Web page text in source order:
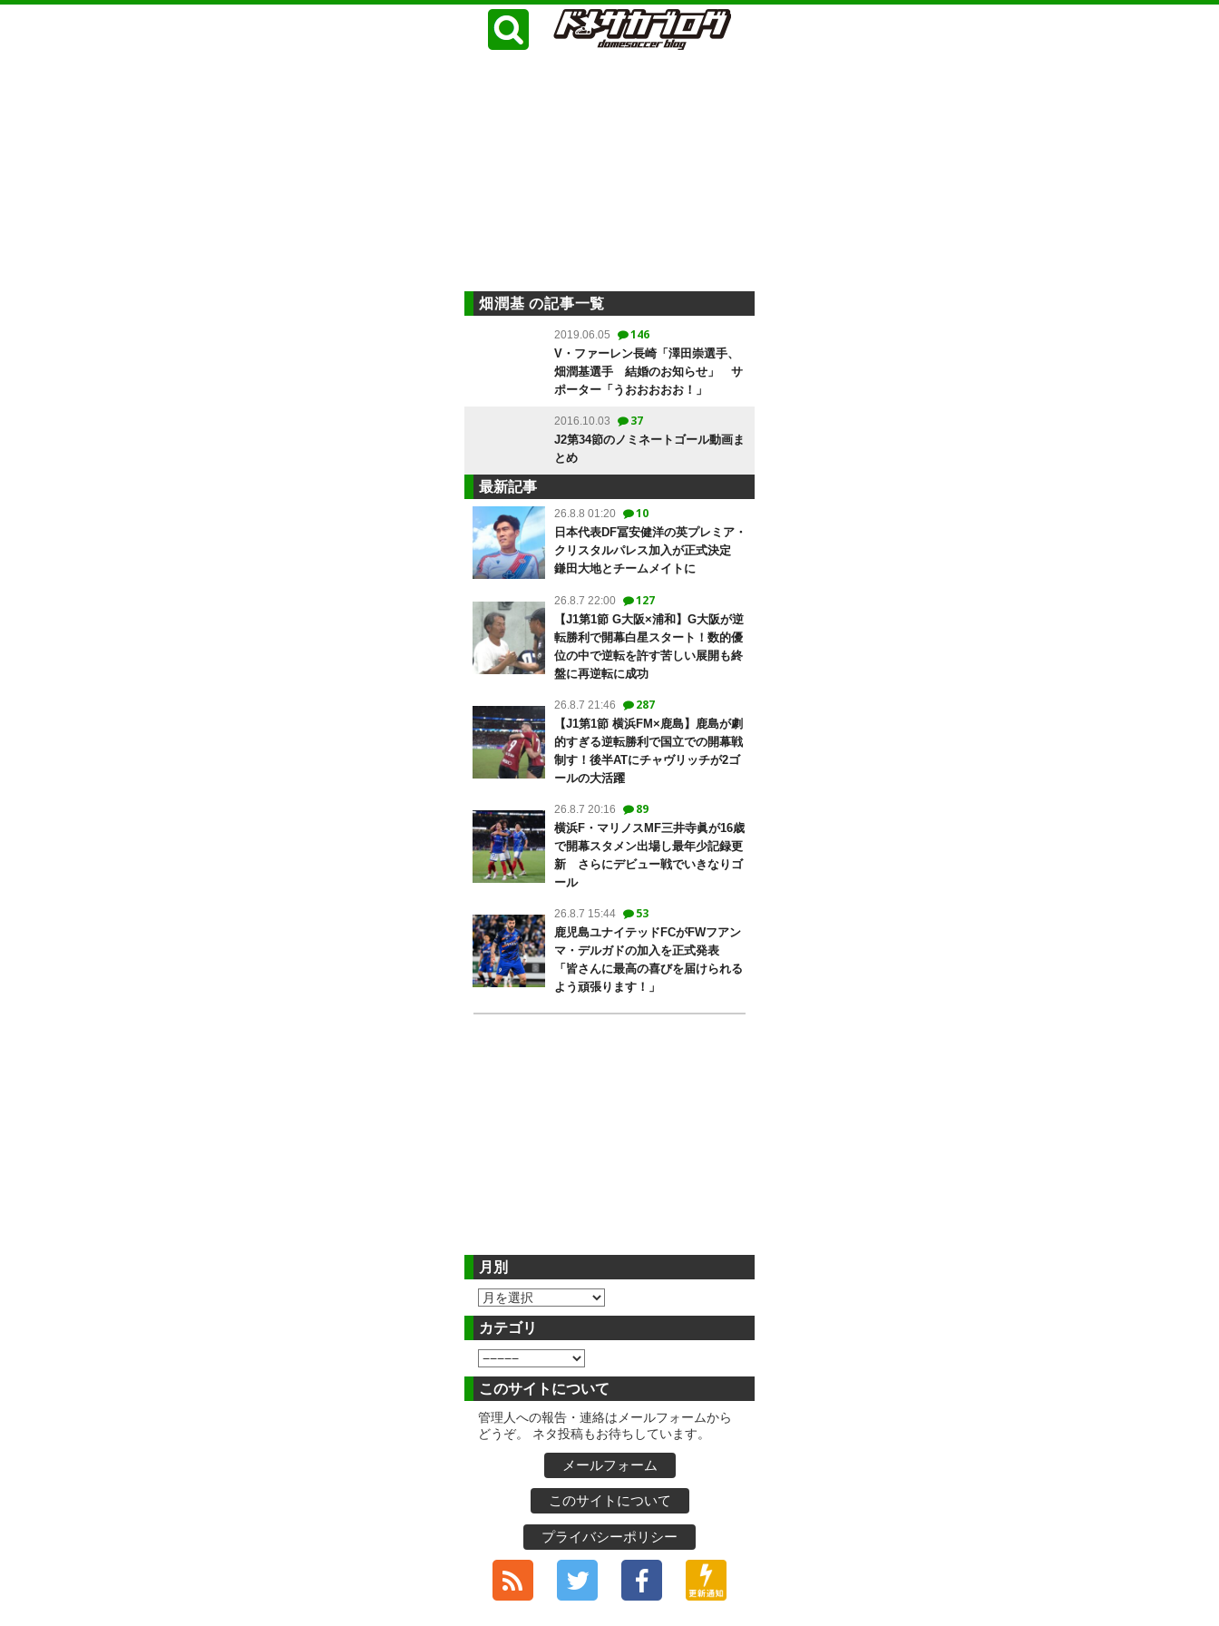
畑潤基 の記事一覧
2019.06.05 146
V・ファーレン長崎「澤田崇選手、
畑潤基選手 結婚のお知らせ」 サ
ポーター「うおおおおお！」
2016.10.03 37
J2第34節のノミネートゴール動画ま
とめ
最新記事
26.8.8 01:20 10
日本代表DF冨安健洋の英プレミア・
クリスタルパレス加入が正式決定
鎌田大地とチームメイトに
26.8.7 22:00 127
【J1第1節 G大阪×浦和】G大阪が逆
転勝利で開幕白星スタート！数的優
位の中で逆転を許す苦しい展開も終
盤に再逆転に成功
26.8.7 21:46 287
【J1第1節 横浜FM×鹿島】鹿島が劇
的すぎる逆転勝利で国立での開幕戦
制す！後半ATにチャヴリッチが2ゴ
ールの大活躍
26.8.7 20:16 89
横浜F・マリノスMF三井寺眞が16歳
で開幕スタメン出場し最年少記録更
新 さらにデビュー戦でいきなりゴ
ール
26.8.7 15:44 53
鹿児島ユナイテッドFCがFWフアン
マ・デルガドの加入を正式発表
「皆さんに最高の喜びを届けられる
よう頑張ります！」
月別
カテゴリ
このサイトについて
管理人への報告・連絡はメールフォームから
どうぞ。 ネタ投稿もお待ちしています。
メールフォーム
このサイトについて
プライバシーポリシー